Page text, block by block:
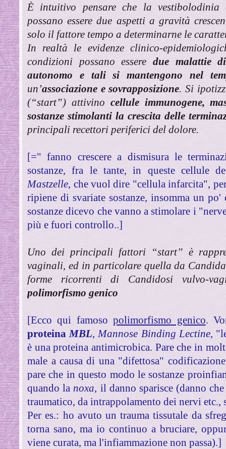
È intuitivo pensare che la vestibolodinia
possano essere due aspetti a gravità
solo il fattore tempo a determinarne le
In realtà le evidenze clinico-
condizioni possano essere due malattie
autonomo e tali si mantengono nel
un’associazione e sovrapposizione. Si
(“start”) attivino cellule immunogene,
sostanze stimolanti la crescita delle
principali recettori periferici del dolore.
[=" fanno crescere a dismisura le
sostanze, fra le tante, in queste cellule
Mastzelle, che vuol dire "cellula infarcita",
ripiene di svariate sostanze, insomma un
sostanze dicevo che vanno a stimolare i
più e fuori controllo..]
Uno dei principali fattori “start” è
vaginali, ed in particolare quella da
forme ricorrenti di Candidosi vulvo-
polimorfismo genico
[Ecco qui famosopolimorfismo genico.
proteina MBL, Mannose Binding Lectine,
è una proteina antimicrobica. Pare che in
male a causa di una "difettosa"
pare che in questo modo le sostanze
quando la noxa, il danno sparisce (danno
traumatico, da intrappolamento dei nervi etc.,
Per es.: ho avuto un trauma tissutale da
torna sano, ma io continuo a bruciare,
viene curata, ma l'infiammazione non passa).]